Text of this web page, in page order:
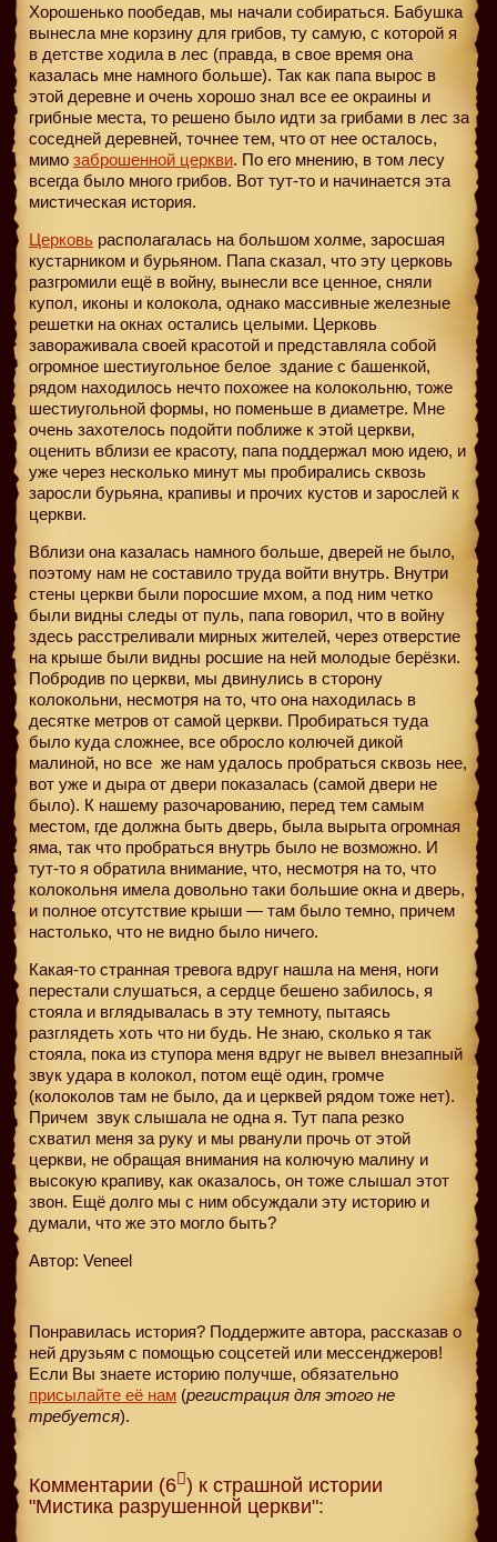
Хорошенько пообедав, мы начали собираться. Бабушка
вынесла мне корзину для грибов, ту самую, с которой я
в детстве ходила в лес (правда, в свое время она
казалась мне намного больше). Так как папа вырос в
этой деревне и очень хорошо знал все ее окраины и
грибные места, то решено было идти за грибами в лес за
соседней деревней, точнее тем, что от нее осталось,
мимо заброшенной церкви. По его мнению, в том лесу
всегда было много грибов. Вот тут-то и начинается эта
мистическая история.
Церковь располагалась на большом холме, заросшая
кустарником и бурьяном. Папа сказал, что эту церковь
разгромили ещё в войну, вынесли все ценное, сняли
купол, иконы и колокола, однако массивные железные
решетки на окнах остались целыми. Церковь
завораживала своей красотой и представляла собой
огромное шестиугольное белое здание с башенкой,
рядом находилось нечто похожее на колокольню, тоже
шестиугольной формы, но поменьше в диаметре. Мне
очень захотелось подойти поближе к этой церкви,
оценить вблизи ее красоту, папа поддержал мою идею, и
уже через несколько минут мы пробирались сквозь
заросли бурьяна, крапивы и прочих кустов и зарослей к
церкви.
Вблизи она казалась намного больше, дверей не было,
поэтому нам не составило труда войти внутрь. Внутри
стены церкви были поросшие мхом, а под ним четко
были видны следы от пуль, папа говорил, что в войну
здесь расстреливали мирных жителей, через отверстие
на крыше были видны росшие на ней молодые берёзки.
Побродив по церкви, мы двинулись в сторону
колокольни, несмотря на то, что она находилась в
десятке метров от самой церкви. Пробираться туда
было куда сложнее, все обросло колючей дикой
малиной, но все же нам удалось пробраться сквозь нее,
вот уже и дыра от двери показалась (самой двери не
было). К нашему разочарованию, перед тем самым
местом, где должна быть дверь, была вырыта огромная
яма, так что пробраться внутрь было не возможно. И
тут-то я обратила внимание, что, несмотря на то, что
колокольня имела довольно таки большие окна и дверь,
и полное отсутствие крыши — там было темно, причем
настолько, что не видно было ничего.
Какая-то странная тревога вдруг нашла на меня, ноги
перестали слушаться, а сердце бешено забилось, я
стояла и вглядывалась в эту темноту, пытаясь
разглядеть хоть что ни будь. Не знаю, сколько я так
стояла, пока из ступора меня вдруг не вывел внезапный
звук удара в колокол, потом ещё один, громче
(колоколов там не было, да и церквей рядом тоже нет).
Причем звук слышала не одна я. Тут папа резко
схватил меня за руку и мы рванули прочь от этой
церкви, не обращая внимания на колючую малину и
высокую крапиву, как оказалось, он тоже слышал этот
звон. Ещё долго мы с ним обсуждали эту историю и
думали, что же это могло быть?
Автор: Veneel
Понравилась история? Поддержите автора, рассказав о
ней друзьям с помощью соцсетей или мессенджеров!
Если Вы знаете историю получше, обязательно
присылайте её нам (регистрация для этого не
требуется).
Комментарии (6 ) к страшной истории
"Мистика разрушенной церкви":